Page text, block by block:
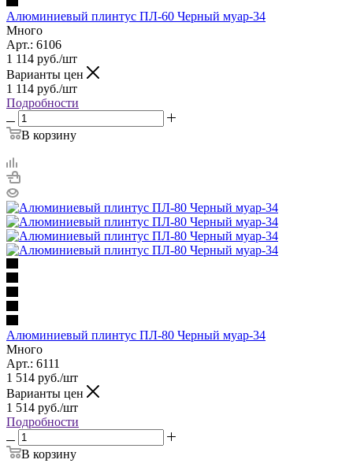
Алюминиевый плинтус ПЛ-60 Черный муар-34
Много
Арт.: 6106
1 114 руб./шт
Варианты цен
1 114 руб./шт
Подробности
В корзину
Алюминиевый плинтус ПЛ-80 Черный муар-34
Много
Арт.: 6111
1 514 руб./шт
Варианты цен
1 514 руб./шт
Подробности
В корзину